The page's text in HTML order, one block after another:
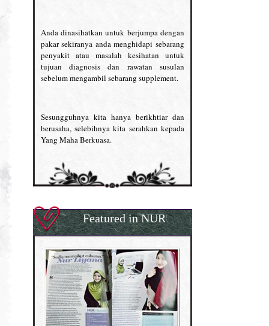
Anda dinasihatkan untuk berjumpa dengan
pakar sekiranya anda menghidapi sebarang
penyakit atau masalah kesihatan untuk
tujuan diagnosis dan rawatan susulan
sebelum mengambil sebarang supplement.
Sesungguhnya kita hanya berikhtiar dan
berusaha, selebihnya kita serahkan kepada
Yang Maha Berkuasa.
Featured in NUR